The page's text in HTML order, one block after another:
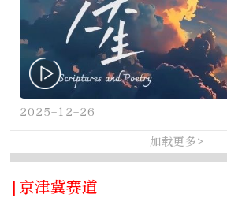
2025-12-26
加载更多>
|京津冀赛道